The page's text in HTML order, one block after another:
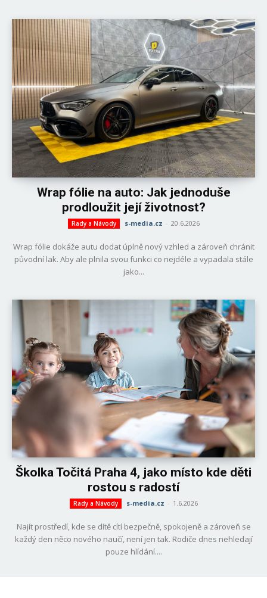
Wrap fólie na auto: Jak jednoduše
prodloužit její životnost?
Rady a Návody s-media.cz - 20.6.2026
Wrap fólie dokáže autu dodat úplně nový vzhled a zároveň chránit
původní lak. Aby ale plnila svou funkci co nejdéle a vypadala stále
jako...
Školka Točitá Praha 4, jako místo kde děti
rostou s radostí
Rady a Návody s-media.cz - 1.6.2026
Najít prostředí, kde se dítě cítí bezpečně, spokojeně a zároveň se
každý den něco nového naučí, není jen tak. Rodiče dnes nehledají
pouze hlídání....